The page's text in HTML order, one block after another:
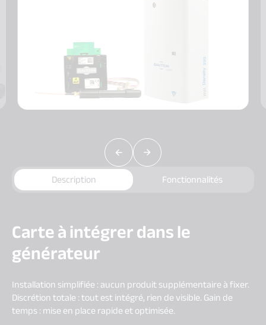
Description Fonctionnalités
Carte à intégrer dans le
générateur
Installation simplifiée : aucun produit supplémentaire à fixer.
Discrétion totale : tout est intégré, rien de visible. Gain de
temps : mise en place rapide et optimisée.